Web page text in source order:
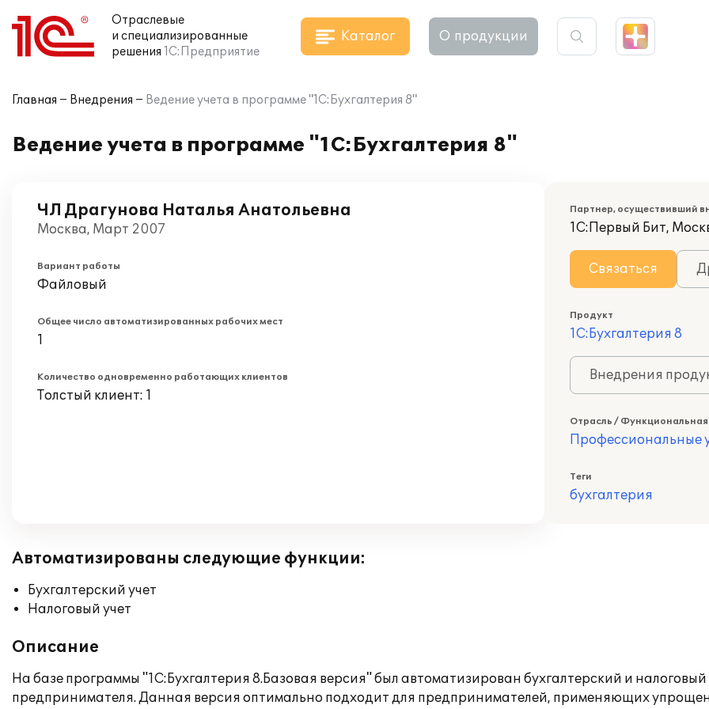
Отраслевые
и специализированные
решения 1С:Предприятие
Каталог О продукции
Главная Внедрения Ведение учета в программе "1С:Бухгалтерия 8"
Ведение учета в программе "1С:Бухгалтерия 8"
ЧЛ Драгунова Наталья Анатольевна
Москва, Март 2007
Вариант работы
Файловый
Общее число автоматизированных рабочих мест
1
Количество одновременно работающих клиентов
Толстый клиент: 1
Партнер, осуществивший
1С:Первый Бит,
Связаться
Продукт
1С:Бухгалтерия 8
Внедрения
Отрасль /
Профессиональные
Теги
бухгалтерия
Автоматизированы следующие функции:
Бухгалтерский учет
Налоговый учет
Описание
На базе программы "1С:Бухгалтерия 8.Базовая версия" был автоматизирован бухгалтерский и
предпринимателя. Данная версия оптимально подходит для предпринимателей, применяющих